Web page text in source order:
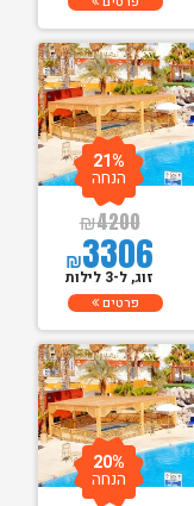
₪4200
₪3306
21%
הנחה
זוג, ל-3 לילות
פרטים
20%
הנחה